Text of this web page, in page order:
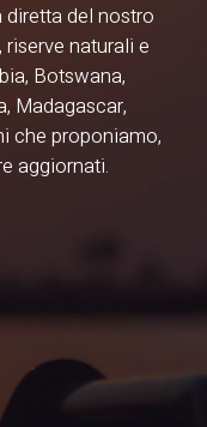
diretta del nostro
naturali e
Botswana,
Madagascar,
che proponiamo,
aggiornati.